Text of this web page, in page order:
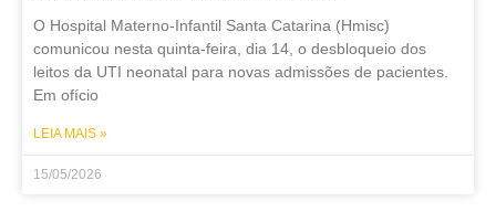
O Hospital Materno-Infantil Santa Catarina (Hmisc)
comunicou nesta quinta-feira, dia 14, o desbloqueio dos
leitos da UTI neonatal para novas admissões de pacientes.
Em ofício
LEIA MAIS »
15/05/2026